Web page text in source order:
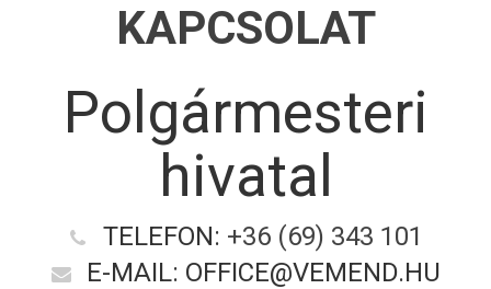
KAPCSOLAT
Polgármesteri
hivatal
TELEFON: +36 (69) 343 101
E-MAIL: OFFICE@VEMEND.HU